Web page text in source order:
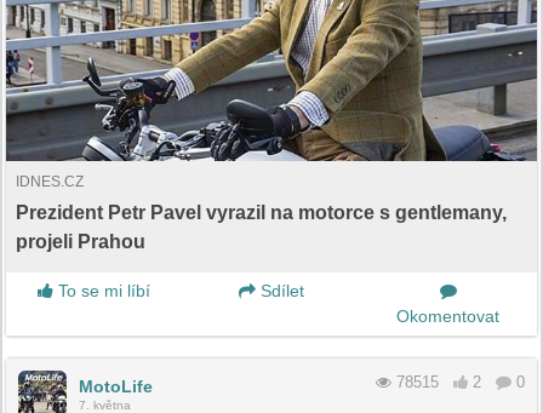
IDNES.CZ
Prezident Petr Pavel vyrazil na motorce s gentlemany,
projeli Prahou
To se mi líbí
Sdílet
Okomentovat
MotoLife
7. května
78515 2 0